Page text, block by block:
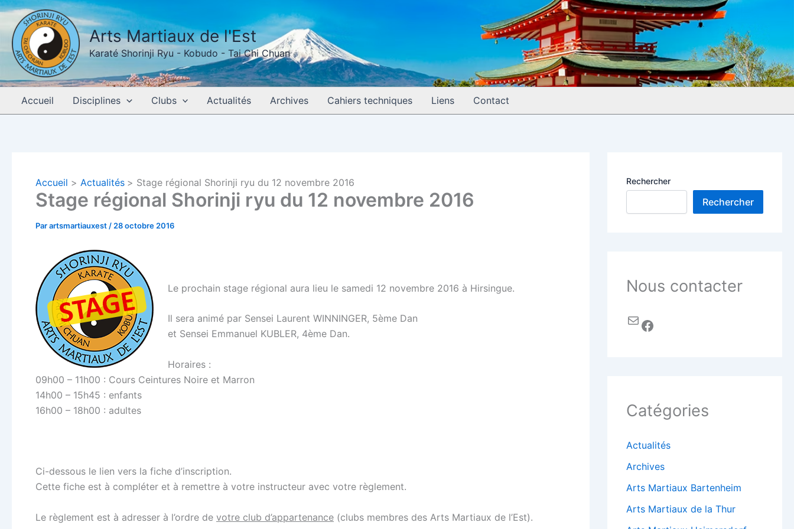
Aller
contenu
Arts Martiaux de l'Est
Karaté Shorinji Ryu - Kobudo - Tai Chi Chuan
Accueil Disciplines Clubs Actualités Archives Cahiers techniques Liens Contact
Accueil Actualités Stage régional Shorinji ryu du 12 novembre 2016
Stage régional Shorinji ryu du 12 novembre 2016
Parartsmartiauxest / 28 octobre 2016
Le prochain stage régional aura lieu le samedi 12 novembre 2016 à Hirsingue.
Il sera animé par Sensei Laurent WINNINGER, 5ème Dan
et Sensei Emmanuel KUBLER, 4ème Dan.
Horaires :
09h00 – 11h00 : Cours Ceintures Noire et Marron
14h00 – 15h45 : enfants
16h00 – 18h00 : adultes
Ci-dessous le lien vers la fiche d’inscription.
Cette fiche est à compléter et à remettre à votre instructeur avec votre règlement.
Le règlement est à adresser à l’ordre de votre club d’appartenance (clubs membres des Arts Martiaux de l’Est).
Rechercher
Rechercher
Nous contacter
Catégories
Actualités
Archives
Arts Martiaux Bartenheim
Arts Martiaux de la Thur